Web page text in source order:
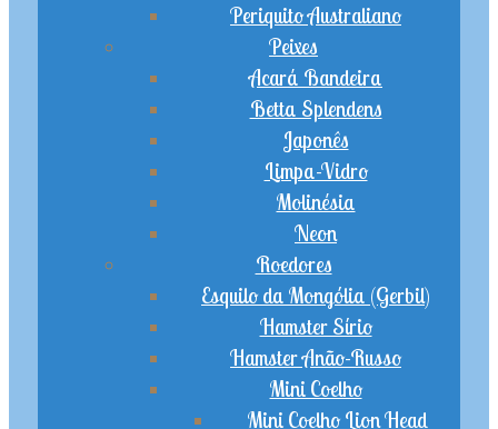
Periquito Australiano
Peixes
Acará Bandeira
Betta Splendens
Japonês
Limpa-Vidro
Molinésia
Neon
Roedores
Esquilo da Mongólia (Gerbil)
Hamster Sírio
Hamster Anão-Russo
Mini Coelho
Mini Coelho Lion Head